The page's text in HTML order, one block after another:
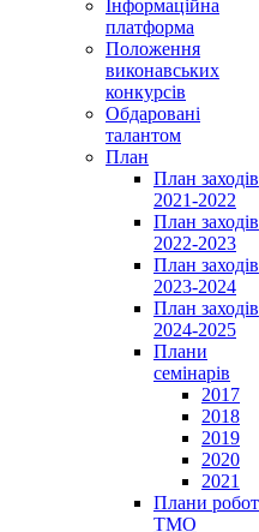
Інформаційна
платформа
Положення
виконавських
конкурсів
Обдаровані
талантом
План
План заходів
2021-2022
План заходів
2022-2023
План заходів
2023-2024
План заходів
2024-2025
Плани
семінарів
2017
2018
2019
2020
2021
Плани
ТМО